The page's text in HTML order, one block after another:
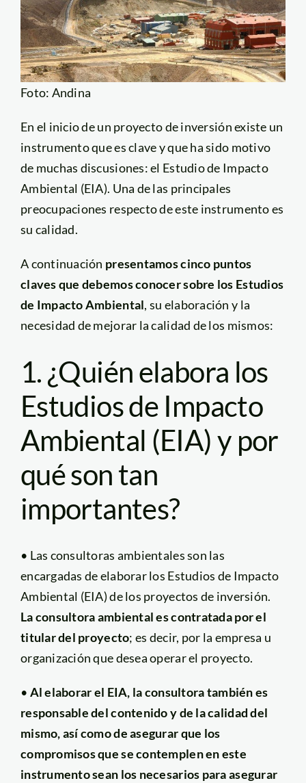
Foto: Andina
En el inicio de un proyecto de inversión existe un
instrumento que es clave y que ha sido motivo
de muchas discusiones: el Estudio de Impacto
Ambiental (EIA). Una de las principales
preocupaciones respecto de este instrumento es
su calidad.
A continuación presentamos cinco puntos
claves que debemos conocer sobre los Estudios
de Impacto Ambiental, su elaboración y la
necesidad de mejorar la calidad de los mismos:
1. ¿Quién elabora los
Estudios de Impacto
Ambiental (EIA) y por
qué son tan
importantes?
• Las consultoras ambientales son las
encargadas de elaborar los Estudios de Impacto
Ambiental (EIA) de los proyectos de inversión.
La consultora ambiental es contratada por el
titular del proyecto; es decir, por la empresa u
organización que desea operar el proyecto.
• Al elaborar el EIA, la consultora también es
responsable del contenido y de la calidad del
mismo, así como de asegurar que los
compromisos que se contemplen en este
instrumento sean los necesarios para asegurar